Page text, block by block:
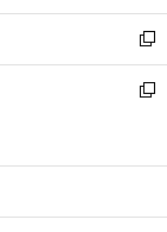
開
く
ウ
で
開
く
ン
ド
ウ
で
ウ
ィ
ン
ド
開
新
し
い
ン
ウ
新
ウ
ン